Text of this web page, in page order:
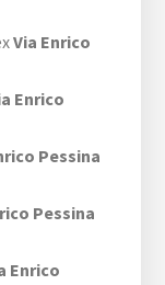
Via Enrico
Enrico
Pessina
Pessina
Enrico